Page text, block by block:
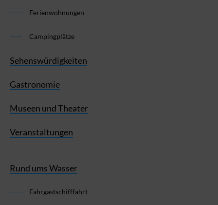
Ferienwohnungen
Campingplätze
Sehenswürdigkeiten
Gastronomie
Museen und Theater
Veranstaltungen
Rund ums Wasser
Fahrgastschifffahrt